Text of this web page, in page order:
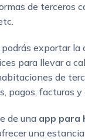
de terceros
exportar la
para llevar a
de
pagos, facturas y
de una app para
una